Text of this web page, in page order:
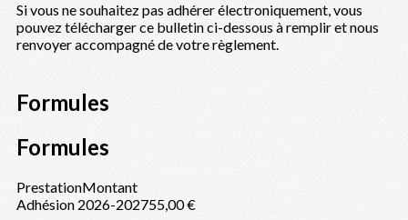
Si vous ne souhaitez pas adhérer électroniquement, vous
pouvez télécharger ce bulletin ci-dessous à remplir et nous
renvoyer accompagné de votre règlement.
Formules
Formules
PrestationMontant
Adhésion 2026-202755,00 €